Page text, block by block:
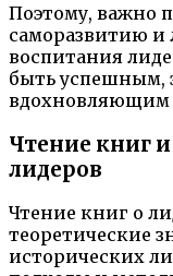
Поэтому, важно
саморазвитию и
воспитания
быть
вдохновляющим
Чтение книг
лидеров
Чтение книг о
теоретические
исторических